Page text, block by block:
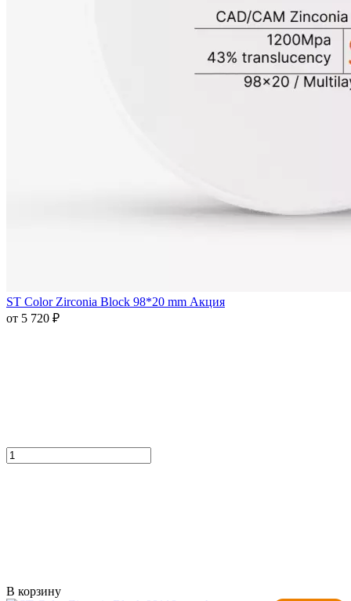
ST Color Zirconia Block 98*20 mm Акция
от 5 720 ₽
В корзину